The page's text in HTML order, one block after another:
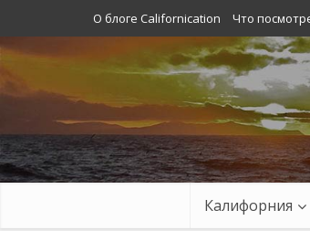
О блоге Californication Что
Калифорния